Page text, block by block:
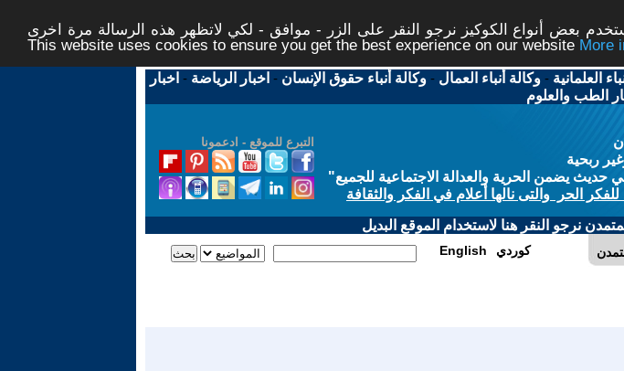
بعض أنواع الكوكيز نرجو النقر على الزر - موافق - لكي لاتظهر هذه الرسالة مرة اخرى -
This website uses cookies to ensure you get the best experience on our website
العلمانية -وكالة أنباء العمال -وكالة أنباء حقوق الإنسان - اخبار الرياضة - اخبار
الطب والعلوم
التبرع للموقع - ادعمونا
ربحية
يضمن الحرية والعدالة الاجتماعية للجميع"
الحر والتى نالها أعلام في الفكر والثقافة
نرجو النقر هنا لاستخدام الموقع البديل
English كوردي